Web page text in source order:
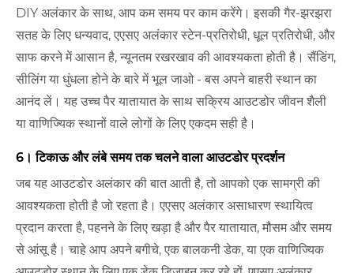
DIY अलंकार के साथ, आप कम समय पर काम करेंगे। इसकी गैर-झरझरा
सतह के लिए धन्यवाद, एएसए अलंकार स्टेन-प्रतिरोधी, धूल प्रतिरोधी, और
साफ करने में आसान है, न्यूनतम रखरखाव की आवश्यकता होती है। सैंडिंग,
सीलिंग या धुंधला होने के बारे में भूल जाओ - बस अपने बाहरी स्थान का
आनंद लें। यह उच्च पैर यातायात के साथ सक्रिय आउटडोर जीवन शैली
या वाणिज्यिक स्थानों वाले लोगों के लिए एकदम सही है।
6। टिकाऊ और लंबे समय तक चलने वाला आउटडोर प्रदर्शन
जब यह आउटडोर अलंकार की बात आती है, तो आपको एक सामग्री की
आवश्यकता होती है जो रहता है। एएसए अलंकार असाधारण स्थायित्व
प्रदान करता है, पहनने के लिए खड़ा है और पैर यातायात, मौसम और समय
से आंसू है। चाहे आप अपने बगीचे, एक बालकनी डेक, या एक वाणिज्यिक